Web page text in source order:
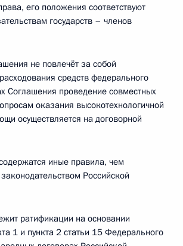
его положения соответствуют
государств – членов
не повлечёт за собой
средств федерального
Соглашения проведение совместных
оказания высокотехнологичной
осуществляется на договорной
иные правила, чем
Российской
ратификации на основании
1 и пункта 2 статьи 15 Федерального